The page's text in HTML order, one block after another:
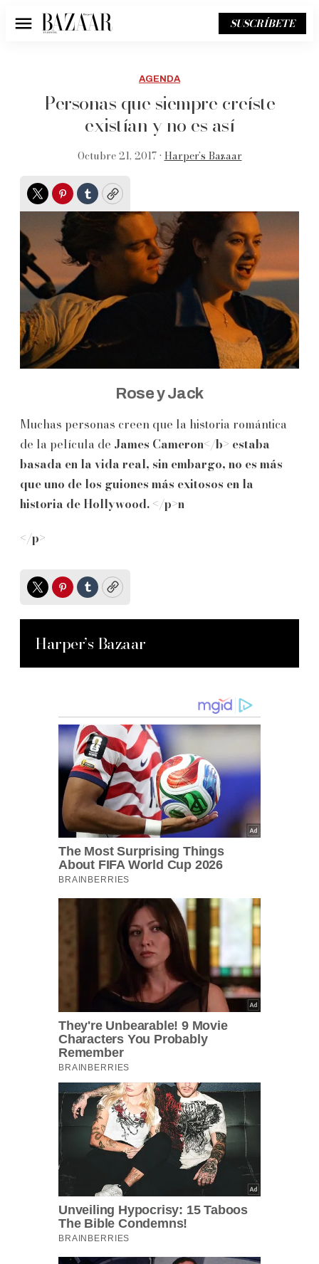
Menú SUSCRÍBETE
AGENDA
Personas que siempre creíste
existían y no es así
Octubre 21, 2017 • Harper’s Bazaar
TwitterPinterest
TumblrCopy
Rose y Jack
Muchas personas creen que la historia romántica
de la película de James Cameron</b> estaba
basada en la vida real, sin embargo, no es más
que uno de los guiones más exitosos en la
historia de Hollywood. </p>n
</p>
TwitterPinterest
TumblrCopy
Harper’s Bazaar